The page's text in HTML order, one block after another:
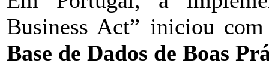
Business Act” iniciou
Base de Dados de Boas